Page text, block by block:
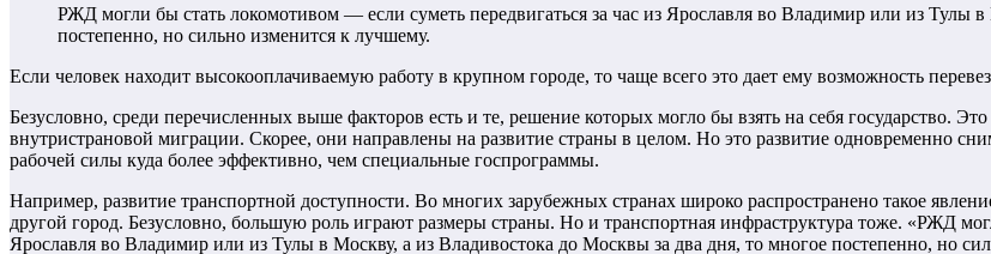
РЖД могли бы стать локомотивом — если суметь передвигаться за час из Ярославля во Владимир или из Тулы
постепенно, но сильно изменится к лучшему.
Если человек находит высокооплачиваемую работу в крупном городе, то чаще всего это дает ему возможность
Безусловно, среди перечисленных выше факторов есть и те, решение которых могло бы взять на себя государство.
внутристрановой миграции. Скорее, они направлены на развитие страны в целом. Но это развитие одновременно
рабочей силы куда более эффективно, чем специальные госпрограммы.
Например, развитие транспортной доступности. Во многих зарубежных странах широко распространено такое
другой город. Безусловно, большую роль играют размеры страны. Но и транспортная инфраструктура тоже. «РЖД
Ярославля во Владимир или из Тулы в Москву, а из Владивостока до Москвы за два дня, то многое постепенно, но